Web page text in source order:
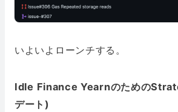
いよいよローンチする。
Idle Finance Yearnのための
デート)